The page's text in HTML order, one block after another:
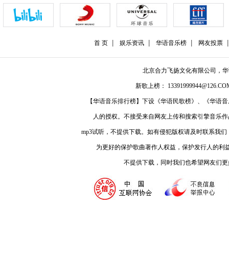
首 页 娱乐资讯 华语音乐榜 网友投票
北京合力飞扬文化有限公司，
新歌上榜：
【华语音乐排行榜】下设《华语民歌榜》、《华语
人的授权。不接受来自网友上传和搜索引擎音乐
mp3试听，不提供下载。如有侵犯版权请及时联系我
为更好的保护歌曲著作人权益，保护发行人的
不提供下载，同时我们也希望网友们